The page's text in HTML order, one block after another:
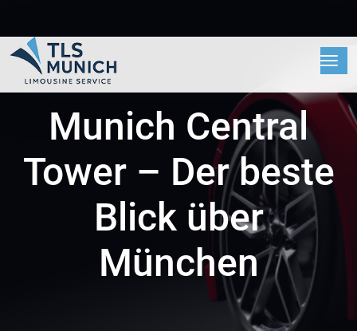
Munich Central
Tower – Der beste
Blick über
München